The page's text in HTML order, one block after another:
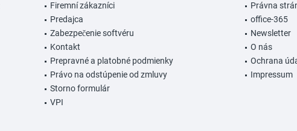
Firemní zákazníci
Predajca
Zabezpečenie softvéru
Kontakt
Prepravné a platobné podmienky
Právo na odstúpenie od zmluvy
Storno formulár
VPI
Právna
office-365
Newsletter
O nás
Ochrana
Impressum